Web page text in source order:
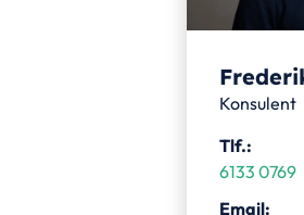
Konsulent
Tlf.:
6133 0769
Email: